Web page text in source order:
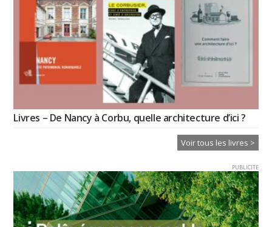
Livres – De Nancy à Corbu, quelle architecture d’ici ?
Voir tous les livres >
PUBLICITE